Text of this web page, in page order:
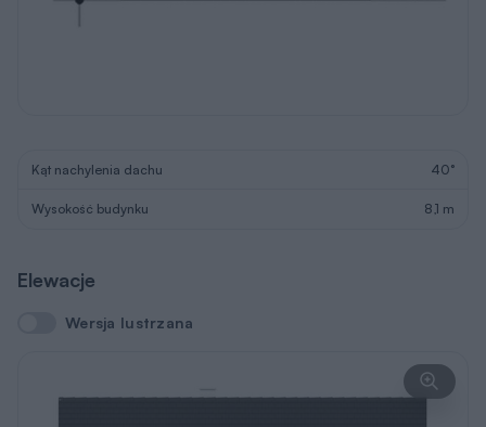
Kąt nachylenia dachu 40°
Wysokość budynku 8,1 m
Elewacje
Wersja lustrzana
Wersja lustrzana